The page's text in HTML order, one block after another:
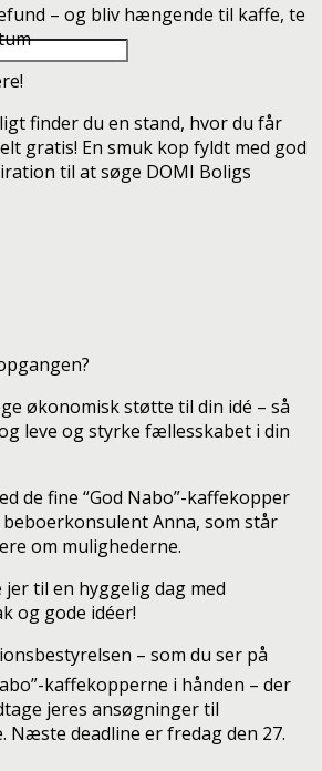
– og bliv hængende til kaffe, te
finder du en stand, hvor du får
gratis! En smuk kop fyldt med god
til at søge DOMI Boligs
økonomisk støtte til din idé – så
leve og styrke fællesskabet i din
de fine “God Nabo”-kaffekopper
Anna, som står
om mulighederne.
til en hyggelig dag med
og gode idéer!
– som du ser på
kaffekopperne i hånden – der
jeres ansøgninger til
deadline er fredag den 27.